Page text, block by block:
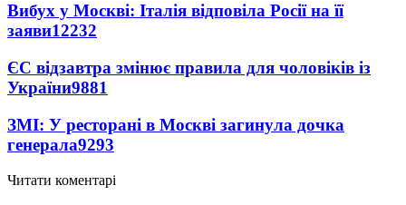
Вибух у Москві: Італія відповіла Росії на її
заяви12232
ЄС відзавтра змінює правила для чоловіків із
України9881
ЗМІ: У ресторані в Москві загинула дочка
генерала9293
Читати коментарі